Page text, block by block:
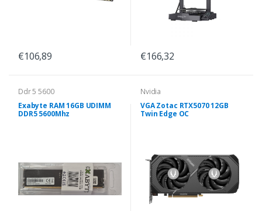
€106,89 €166,32
Ddr 5 5600
Exabyte RAM 16GB UDIMM
DDR5 5600Mhz
Nvidia
VGA Zotac RTX5070 12GB
Twin Edge OC